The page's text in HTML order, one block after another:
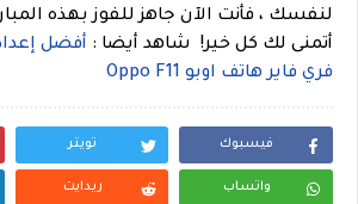
لنفسك ، فأنت الآن جاهز للفوز بهذه
أتمنى لك كل خير!
شاهد أيضا : أفضل
فري فاير هاتف اوبو Oppo F11
فيسبوك تويتر
واتساب ريدايت